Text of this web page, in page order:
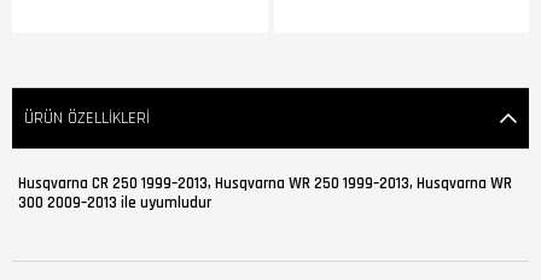
ÜRÜN ÖZELLIKLERI
Husqvarna CR 250 1999–2013, Husqvarna WR 250 1999–2013, Husqvarna WR
300 2009–2013 ile uyumludur